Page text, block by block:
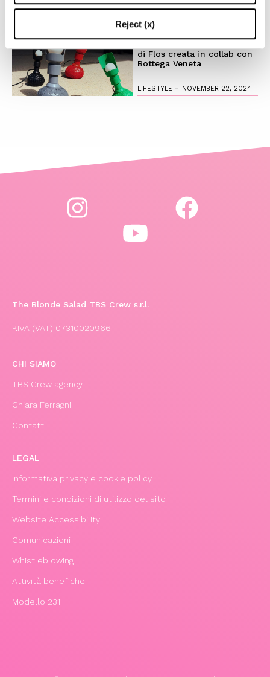
Reject (x)
di Flos creata in collab con
Bottega Veneta
LIFESTYLE - NOVEMBER 22, 2024
The Blonde Salad TBS Crew s.r.l.
P.IVA (VAT) 07310020966
CHI SIAMO
TBS Crew agency
Chiara Ferragni
Contatti
LEGAL
Informativa privacy e cookie policy
Termini e condizioni di utilizzo del sito
Website Accessibility
Comunicazioni
Whistleblowing
Attività benefiche
Modello 231